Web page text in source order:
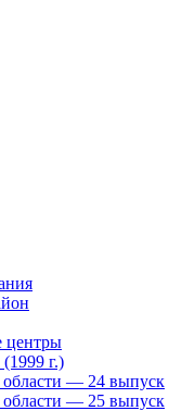
центры
г.)
области — 24 выпуск
области — 25 выпуск